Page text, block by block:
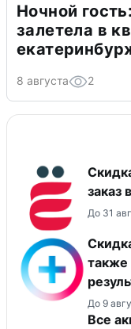
Ночной
залетела в
8 августа 2
заказ
До 31
также
До 9
Все